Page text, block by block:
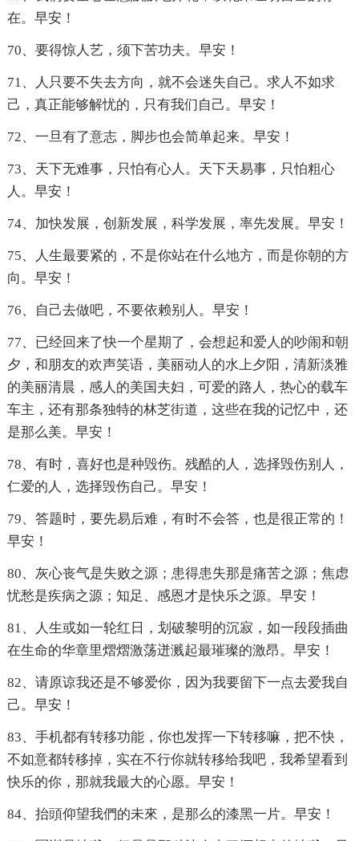
在。早安！
70、要得惊人艺，须下苦功夫。早安！
71、人只要不失去方向，就不会迷失自己。求人不如求
己，真正能够解忧的，只有我们自己。早安！
72、一旦有了意志，脚步也会简单起来。早安！
73、天下无难事，只怕有心人。天下天易事，只怕粗心
人。早安！
74、加快发展，创新发展，科学发展，率先发展。早安！
75、人生最要紧的，不是你站在什么地方，而是你朝的方
向。早安！
76、自己去做吧，不要依赖别人。早安！
77、已经回来了快一个星期了，会想起和爱人的吵闹和朝
夕，和朋友的欢声笑语，美丽动人的水上夕阳，清新淡雅
的美丽清晨，感人的美国夫妇，可爱的路人，热心的载车
车主，还有那条独特的林芝街道，这些在我的记忆中，还
是那么美。早安！
78、有时，喜好也是种毁伤。残酷的人，选择毁伤别人，
仁爱的人，选择毁伤自己。早安！
79、答题时，要先易后难，有时不会答，也是很正常的！
早安！
80、灰心丧气是失败之源；患得患失那是痛苦之源；焦虑
忧愁是疾病之源；知足、感恩才是快乐之源。早安！
81、人生或如一轮红日，划破黎明的沉寂，如一段段插曲
在生命的华章里熠熠激荡迸溅起最璀璨的激昂。早安！
82、请原谅我还是不够爱你，因为我要留下一点去爱我自
己。早安！
83、手机都有转移功能，你也发挥一下转移嘛，把不快，
不如意都转移掉，实在不行你就转移给我吧，我希望看到
快乐的你，那就我最大的心愿。早安！
84、抬頭仰望我們的未來，是那么的漆黑一片。早安！